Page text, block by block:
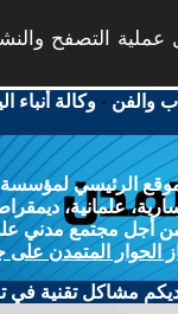
التصفح
والفن -وكالة أنباء
الرئيسي لمؤسسة
علمانية،
أجل مجتمع مدني
الحوار المتمدن على
مشاكل تقنية في